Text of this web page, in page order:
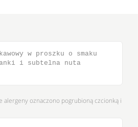
w proszku o smaku
i subtelna nuta
alergeny oznaczono pogrubioną czcionką i